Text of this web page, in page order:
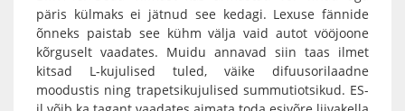
päris külmaks ei jätnud see kedagi. Lexuse fännide
õnneks paistab see kühm välja vaid autot vööjoone
kõrguselt vaadates. Muidu annavad siin taas ilmet
kitsad L-kujulised tuled, väike difuusorilaadne
moodustis ning trapetsikujulised summutiotsikud. ES-